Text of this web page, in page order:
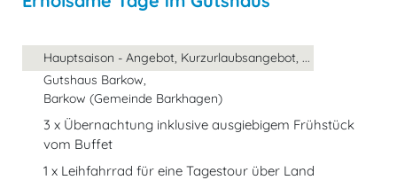
Hauptsaison - Angebot, Kurzurlaubsangebot, ...
Gutshaus Barkow,
Barkow (Gemeinde Barkhagen)
3 x Übernachtung inklusive ausgiebigem Frühstück
vom Buffet
1 x Leihfahrrad für eine Tagestour über Land